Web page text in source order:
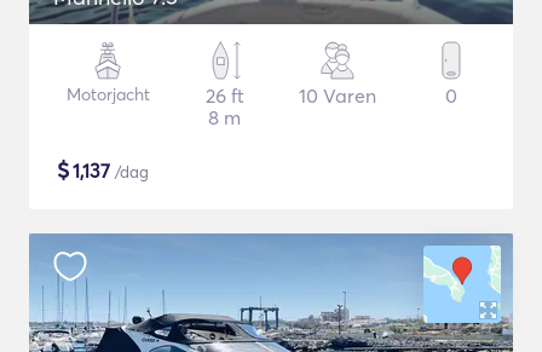
Motorjacht
26 ft
8 m
10 Varen 0
$1,137 /dag